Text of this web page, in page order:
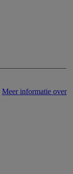
Meer informatie over